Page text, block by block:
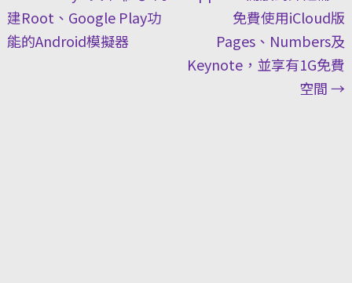
navigation
建Root、Google Play功
能的Android模擬器
免費使用iCloud版
Pages、Numbers及
Keynote，並享有1G免費
空間→